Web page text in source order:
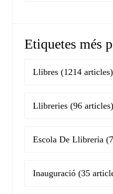
Etiquetes més
Llibres (1214 articles)
Llibreries (96 articles)
Escola De Llibreria
Inauguració (35